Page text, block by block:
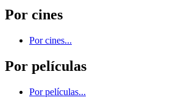
Por cines
Por cines...
Por películas
Por películas...